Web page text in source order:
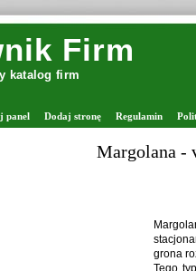
Firm
katalog firm
panel Dodaj stronę Regulamin
Margolana -
grona
Tego